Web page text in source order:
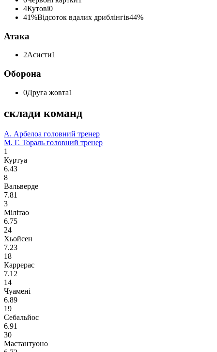
4Кутові0
41%Відсоток вдалих дриблінгів44%
Атака
2Асисти1
Оборона
0Друга жовта1
склади команд
А. Арбелоа головний тренер
М. Г. Тораль головний тренер
1
Куртуа
6.43
8
Вальверде
7.81
3
Мілітао
6.75
24
Хьойсен
7.23
18
Каррерас
7.12
14
Чуамені
6.89
19
Себальйос
6.91
30
Мастантуоно